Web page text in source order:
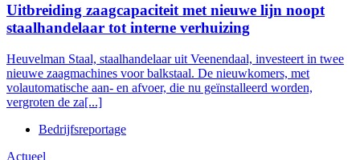
Uitbreiding zaagcapaciteit met nieuwe lijn noopt
staalhandelaar tot interne verhuizing
Heuvelman Staal, staalhandelaar uit Veenendaal, investeert in twee
nieuwe zaagmachines voor balkstaal. De nieuwkomers, met
volautomatische aan- en afvoer, die nu geïnstalleerd worden,
vergroten de za[...]
Bedrijfsreportage
Actueel